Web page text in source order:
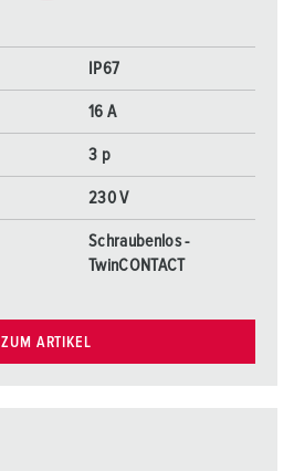
IP67
16 A
3 p
230 V
Schraubenlos -
TwinCONTACT
ZUM ARTIKEL